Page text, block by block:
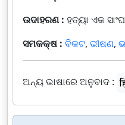
ଉଦାହରଣ : ହତ୍ୟା ଏକ
ସମକକ୍ଷ : ବିକଟ, ଭୀଷଣ,
ଅନ୍ୟ ଭାଷାରେ ଅନୁବାଦ :